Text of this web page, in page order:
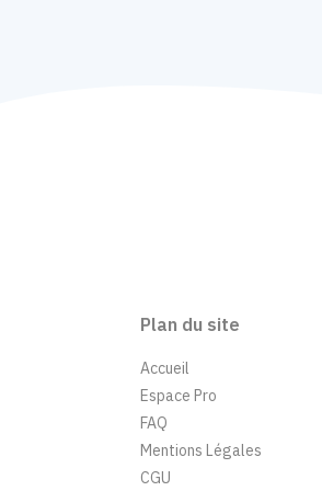
Plan du site
Accueil
Espace Pro
FAQ
Mentions Légales
CGU